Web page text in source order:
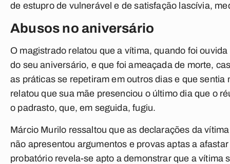
de estupro de vulnerável e de satisfação lascívia,
Abusos no aniversário
O magistrado relatou que a vítima, quando foi
do seu aniversário, e que foi ameaçada de morte,
as práticas se repetiram em outros dias e que
relatou que sua mãe presenciou o último dia que o
o padrasto, que, em seguida, fugiu.
Márcio Murilo ressaltou que as declarações da
não apresentou argumentos e provas aptas a
probatório revela-se apto a demonstrar que a